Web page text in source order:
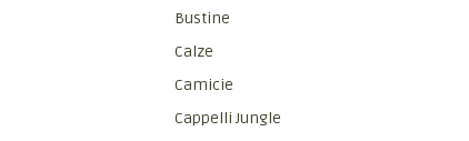
Bustine
Calze
Camicie
Cappelli Jungle